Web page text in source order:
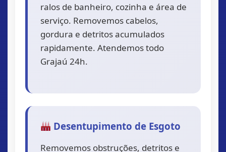
ralos de banheiro, cozinha e área de
serviço. Removemos cabelos,
gordura e detritos acumulados
rapidamente. Atendemos todo
Grajaú 24h.
Desentupimento de Esgoto
Removemos obstruções, detritos e